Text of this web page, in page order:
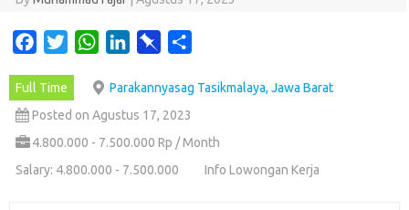
c
e
b
t
t
W
a
t
s
n
k
e
n
b
o
a
e
Full Time
Parakannyasag Tasikmalaya, Jawa Barat
Posted on Agustus 17, 2023
4.800.000 - 7.500.000 Rp / Month
Salary: 4.800.000 - 7.500.000
Info Lowongan Kerja